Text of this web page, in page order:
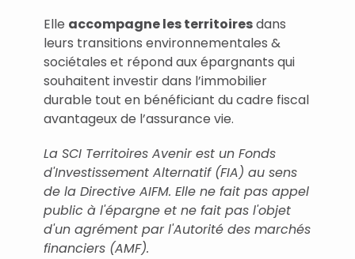
Elle accompagne les territoiresdans
leurs transitions environnementales &
sociétales et répond aux épargnants qui
souhaitent investir dans l’immobilier
durable tout en bénéficiant du cadre fiscal
avantageux de l’assurance vie.
La SCI Territoires Avenir est un Fonds
d'Investissement Alternatif (FIA) au sens
de la Directive AIFM. Elle ne fait pas appel
public à l'épargne et ne fait pas l'objet
d'un agrément par l'Autorité des marchés
financiers (AMF).